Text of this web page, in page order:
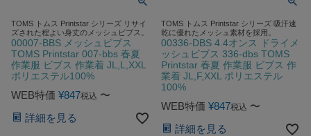
TOMS トムス Printstar シリーズ リサイ
ズされた程よい身丈のメッシュビブス。
00007-BBS メッシュビブス
TOMS Printstar 007-bbs 春夏
作業服 ビブス 作業着 JL,L,XXL
ポリエステル100%
WEB特価 ¥847税込 〜
詳細を見る
TOMS トムス Printstar シリーズ 吸汗速
乾に優れたメッシュ素材を採用。
00336-DBS 4.4オンス ドライメ
ッシュビブス 336-dbs TOMS
Printstar 春夏 作業服 ビブス 作
業着 JL,F,XXL ポリエステル
100%
WEB特価 ¥847税込 〜
詳細を見る